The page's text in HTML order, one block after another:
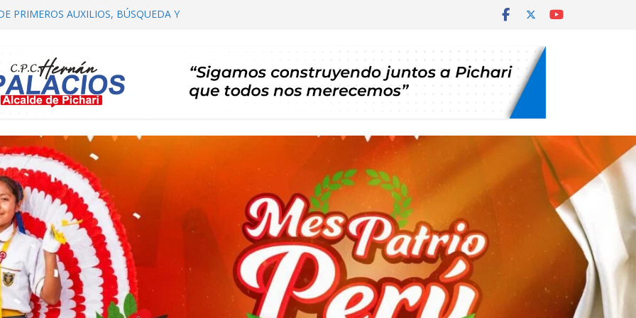
PRIMEROS AUXILIOS, BÚSQUEDA Y
PARTICIPA EN EL PRIMER
AUTORIDADES COMUNALES
DE PLAN DE DESARROLLO
2026 – 2035 ETAPA DE PROPUESTAS
TE INVITA A SU I FESTIVAL DEL CAFÉ